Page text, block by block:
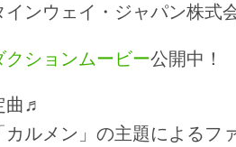
インウェイ・ジャパン株式
クションムービー公開中！
曲♬
カルメン」の主題によるフ